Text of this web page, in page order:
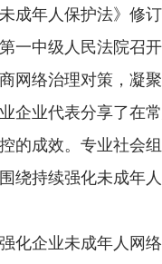
年人保护法》修订
一中级人民法院召
网络治理对策，凝
业代表分享了在常
的成效。专业社会
绕持续强化未成年
企业未成年人网络